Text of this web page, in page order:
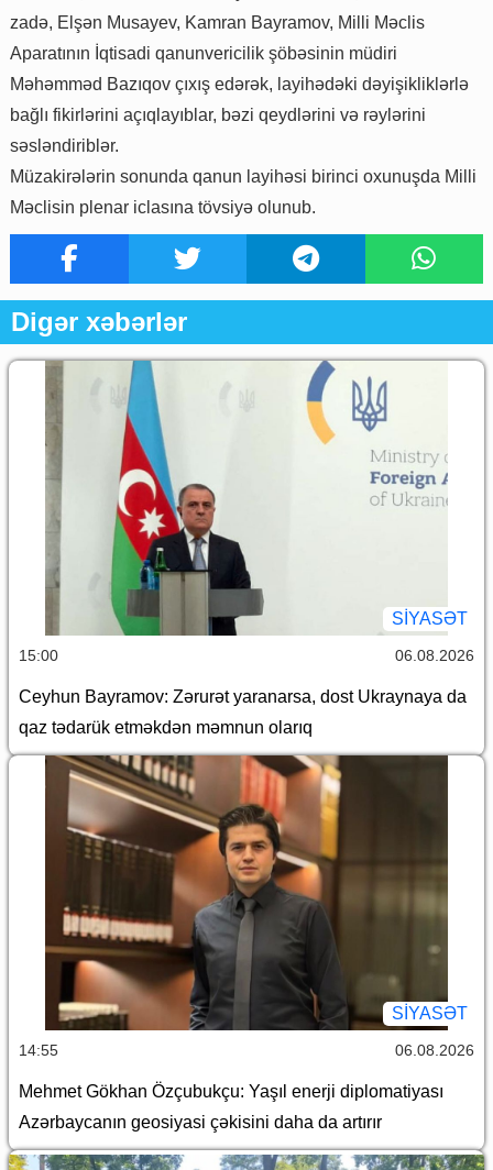
zadə, Elşən Musayev, Kamran Bayramov, Milli Məclis
Aparatının İqtisadi qanunvericilik şöbəsinin müdiri
Məhəmməd Bazıqov çıxış edərək, layihədəki dəyişikliklərlə
bağlı fikirlərini açıqlayıblar, bəzi qeydlərini və rəylərini
səsləndiriblər.
Müzakirələrin sonunda qanun layihəsi birinci oxunuşda Milli
Məclisin plenar iclasına tövsiyə olunub.
Digər xəbərlər
SİYASƏT
15:00 06.08.2026
Ceyhun Bayramov: Zərurət yaranarsa, dost Ukraynaya da
qaz tədarük etməkdən məmnun olarıq
SİYASƏT
14:55 06.08.2026
Mehmet Gökhan Özçubukçu: Yaşıl enerji diplomatiyası
Azərbaycanın geosiyasi çəkisini daha da artırır